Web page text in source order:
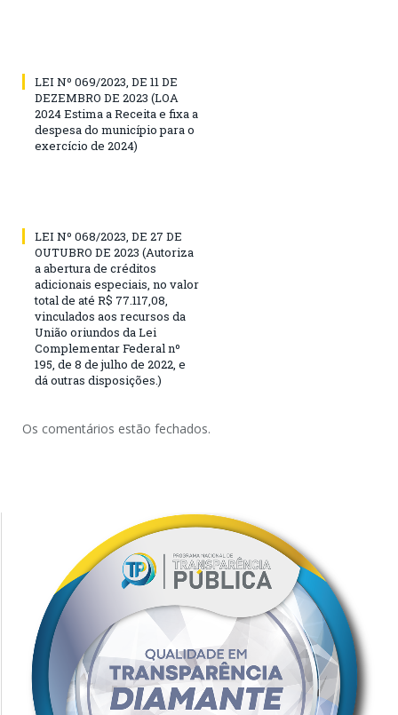
LEI Nº 069/2023, DE 11 DE
DEZEMBRO DE 2023 (LOA
2024 Estima a Receita e fixa a
despesa do município para o
exercício de 2024)
LEI Nº 068/2023, DE 27 DE
OUTUBRO DE 2023 (Autoriza
a abertura de créditos
adicionais especiais, no valor
total de até R$ 77.117,08,
vinculados aos recursos da
União oriundos da Lei
Complementar Federal nº
195, de 8 de julho de 2022, e
dá outras disposições.)
Os comentários estão fechados.